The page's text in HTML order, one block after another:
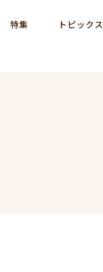
特集 トピックス